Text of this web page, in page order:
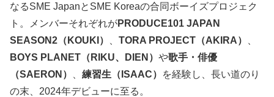
なるSME JapanとSME Koreaの合同ボーイズプロジェク
ト。メンバーそれぞれがPRODUCE101 JAPAN
SEASON2（KOUKI）
TORA PROJECT（AKIRA）
BOYS PLANET（RIKU、DIEN） や歌手・俳優
（SAERON）
練習生（ISAAC）
を経験し、長い道のり
の末、2024年デビューに至る。